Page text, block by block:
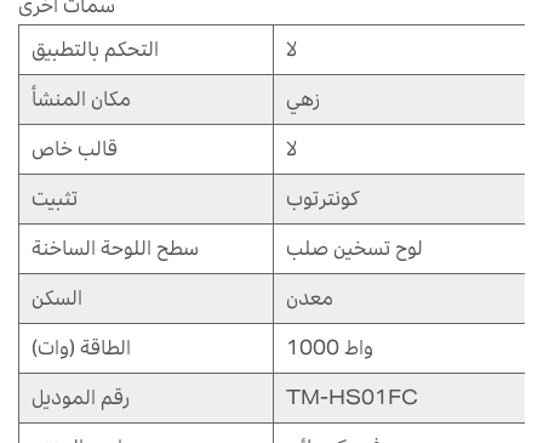
سمات أخرى
التحكم بالتطبيق
لا
مكان المنشأ
زهي
قالب خاص
لا
تثبيت
كونترتوب
سطح اللوحة الساخنة
لوح تسخين صلب
السكن
معدن
الطاقة (وات)
1000 واط
رقم الموديل
TM-HS01FC